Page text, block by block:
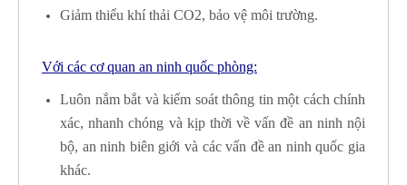
Giảm thiểu khí thải CO2, bảo vệ môi trường.
Với các cơ quan an ninh quốc phòng:
Luôn nắm bắt và kiểm soát thông tin một cách chính
xác, nhanh chóng và kịp thời về vấn đề an ninh nội
bộ, an ninh biên giới và các vấn đề an ninh quốc gia
khác.